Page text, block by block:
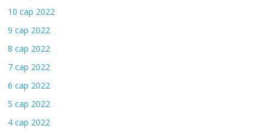
10 сар 2022
9 сар 2022
8 сар 2022
7 сар 2022
6 сар 2022
5 сар 2022
4 сар 2022